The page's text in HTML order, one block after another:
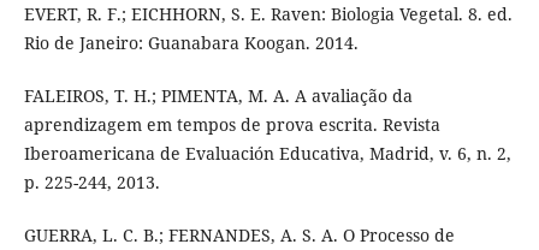
EVERT, R. F.; EICHHORN, S. E. Raven: Biologia Vegetal. 8. ed.
Rio de Janeiro: Guanabara Koogan. 2014.
FALEIROS, T. H.; PIMENTA, M. A. A avaliação da
aprendizagem em tempos de prova escrita. Revista
Iberoamericana de Evaluación Educativa, Madrid, v. 6, n. 2,
p. 225-244, 2013.
GUERRA, L. C. B.; FERNANDES, A. S. A. O Processo de